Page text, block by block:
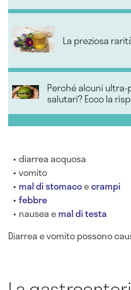
La preziosa
Perché alcuni
salutari? Ecco la
diarrea acquosa
vomito
mal di stomacoecrampi
febbre
nausea emal di testa
Diarrea e vomito possono